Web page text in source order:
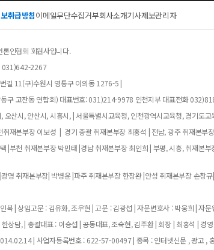
취급방침이메일무단수집거부회사소개기사제보관리자
론인협회 회원사입니다.
031)642-2267
길 11(구)수원시 영통구 이의동 1276-5 |
구 고잔동 연합회) 대표번호: 031)214-9978 인천지부 대표전화
산시, 안산시, 시흥시, | 서울특별시교육청, 인천광역시교육청, 경기도
재본부장 이보성 | 경기 총괄 취재본부장 최홍석 | 전남, 광주 취재본부
|부천 취재본부장 박민태 |경남 취재본부장 최인희 | 부평, 시흥, 취재본
명 취재본부장| 박병윤 |파주 취재본부장 한장완 |안성 취재본부장 손창
| 상임고문 : 김유화, 조우현 | 고문 : 김광섭 | 자문변호사 : 박웅희 | 자문
담, | 총괄대표 : 이승섭 | 공동대표, 조숙현, 김주환 | 회장 | 최홍석 | 경
| 사업자등록번호 : 622-57-00497 | 종목 : 인터넷신문 , 광고 ,